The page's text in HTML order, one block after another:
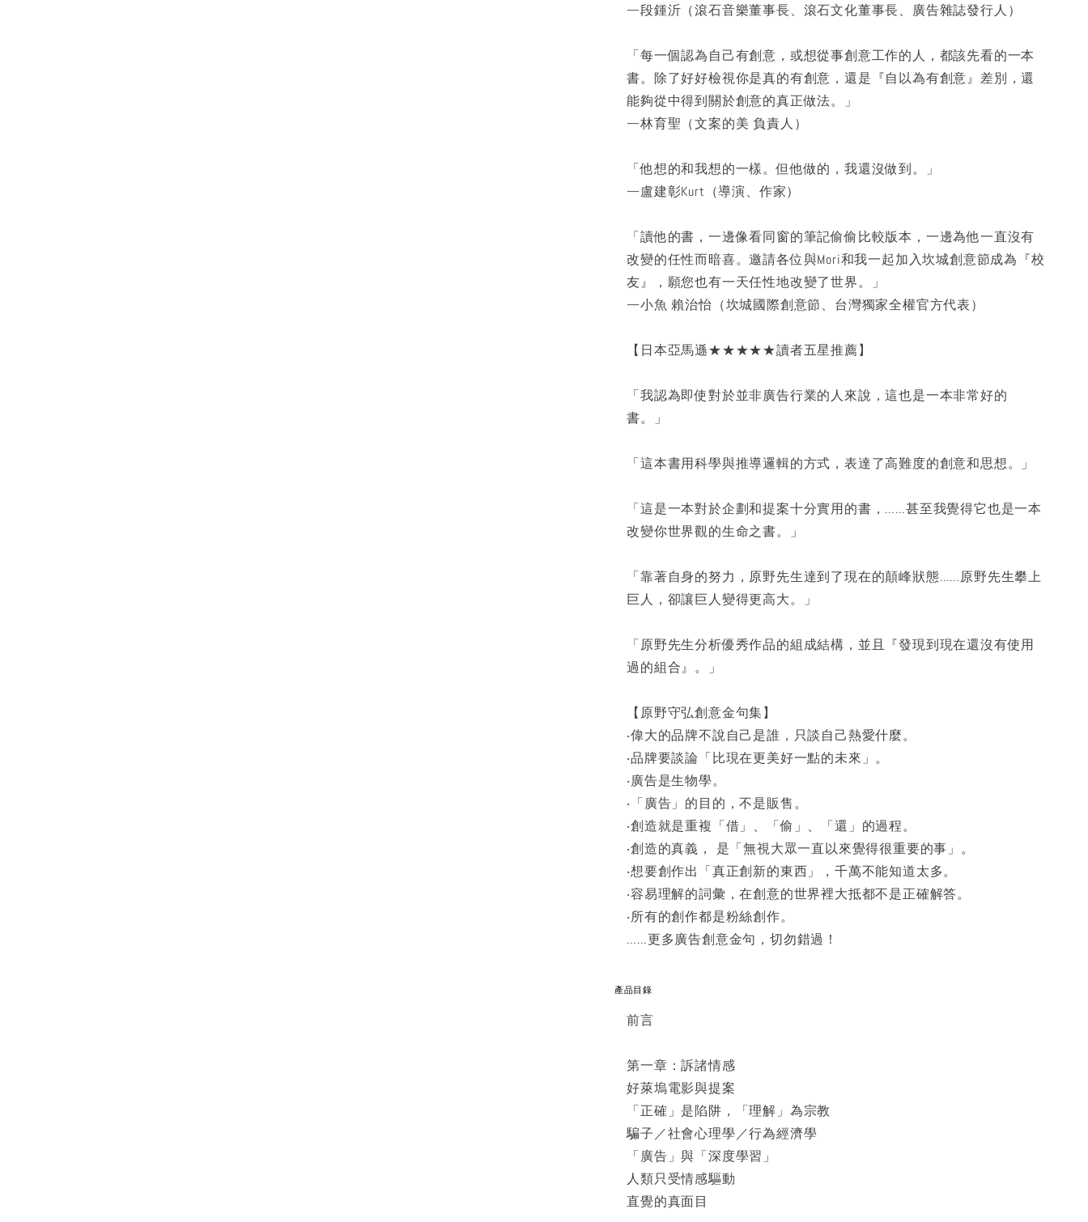
—段鍾沂（滾石音樂董事長、滾石文化董事長、廣告雜誌發行人）
「每一個認為自己有創意，或想從事創意工作的人，都該先看的一本
書。除了好好檢視你是真的有創意，還是『自以為有創意』差別，還
能夠從中得到關於創意的真正做法。」
—林育聖（文案的美 負責人）
「他想的和我想的一樣。但他做的，我還沒做到。」
—盧建彰Kurt（導演、作家）
「讀他的書，一邊像看同窗的筆記偷偷比較版本，一邊為他一直沒有
改變的任性而暗喜。邀請各位與Mori和我一起加入坎城創意節成為『校
友』，願您也有一天任性地改變了世界。」
—小魚 賴治怡（坎城國際創意節、台灣獨家全權官方代表）
【日本亞馬遜★★★★★讀者五星推薦】
「我認為即使對於並非廣告行業的人來說，這也是一本非常好的
書。」
「這本書用科學與推導邏輯的方式，表達了高難度的創意和思想。」
「這是一本對於企劃和提案十分實用的書，……甚至我覺得它也是一本
改變你世界觀的生命之書。」
「靠著自身的努力，原野先生達到了現在的顛峰狀態……原野先生攀上
巨人，卻讓巨人變得更高大。」
「原野先生分析優秀作品的組成結構，並且『發現到現在還沒有使用
過的組合』。」
【原野守弘創意金句集】
‧偉大的品牌不說自己是誰，只談自己熱愛什麼。
‧品牌要談論「比現在更美好一點的未來」。
‧廣告是生物學。
‧「廣告」的目的，不是販售。
‧創造就是重複「借」、「偷」、「還」的過程。
‧創造的真義， 是「無視大眾一直以來覺得很重要的事」。
‧想要創作出「真正創新的東西」，千萬不能知道太多。
‧容易理解的詞彙，在創意的世界裡大抵都不是正確解答。
‧所有的創作都是粉絲創作。
……更多廣告創意金句，切勿錯過！
產品目錄
前言
第一章：訴諸情感
好萊塢電影與提案
「正確」是陷阱，「理解」為宗教
騙子／社會心理學／行為經濟學
「廣告」與「深度學習」
人類只受情感驅動
直覺的真面目